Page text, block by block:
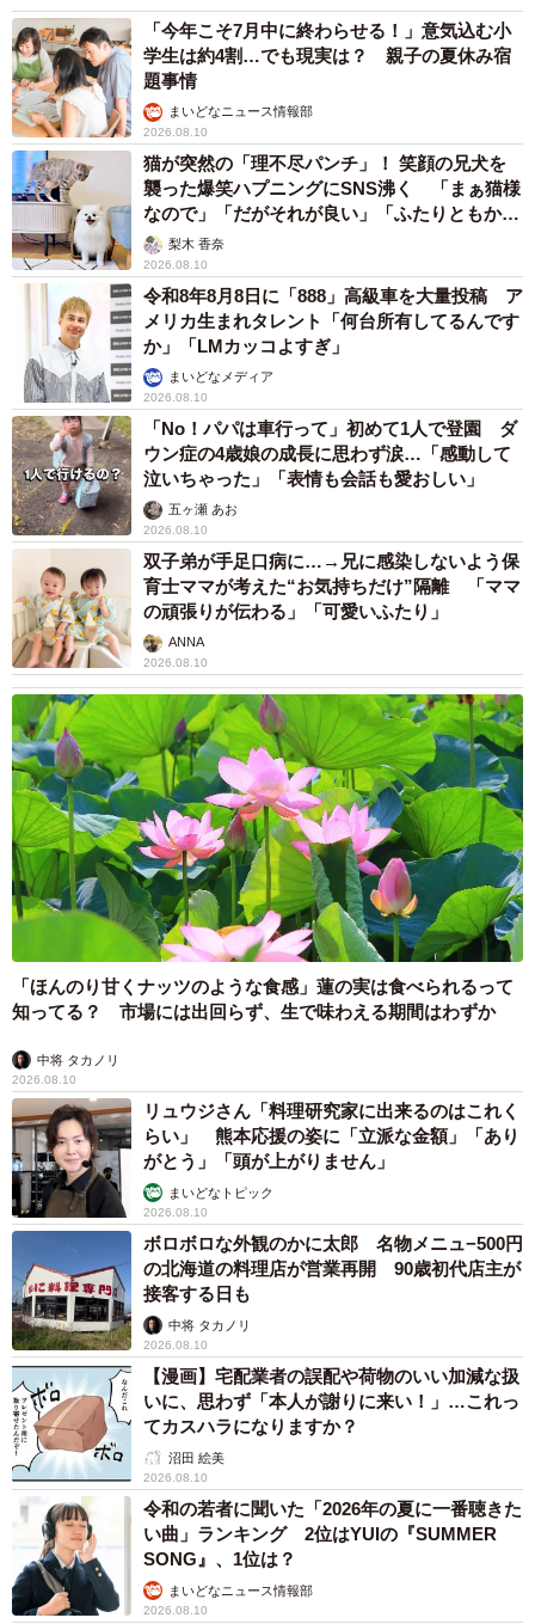
「今年こそ7月中に終わらせる！」意気込む小
学生は約4割…でも現実は？ 親子の夏休み宿
題事情
まいどなニュース情報部
2026.08.10
猫が突然の「理不尽パンチ」！ 笑顔の兄犬を
襲った爆笑ハプニングにSNS沸く 「まぁ猫様
なので」「だがそれが良い」「ふたりともかわ
いいね」
梨木 香奈
2026.08.10
令和8年8月8日に「888」高級車を大量投稿 ア
メリカ生まれタレント「何台所有してるんです
か」「LMカッコよすぎ」
まいどなメディア
2026.08.10
「No！パパは車行って」初めて1人で登園 ダ
ウン症の4歳娘の成長に思わず涙…「感動して
泣いちゃった」「表情も会話も愛おしい」
五ヶ瀬 あお
2026.08.10
双子弟が手足口病に…→兄に感染しないよう保
育士ママが考えた“お気持ちだけ”隔離 「ママ
の頑張りが伝わる」「可愛いふたり」
ANNA
2026.08.10
「ほんのり甘くナッツのような食感」蓮の実は食べられるって
知ってる？ 市場には出回らず、生で味わえる期間はわずか
中将 タカノリ
2026.08.10
リュウジさん「料理研究家に出来るのはこれく
らい」 熊本応援の姿に「立派な金額」「あり
がとう」「頭が上がりません」
まいどなトピック
2026.08.10
ボロボロな外観のかに太郎 名物メニュ−500円
の北海道の料理店が営業再開 90歳初代店主が
接客する日も
中将 タカノリ
2026.08.10
【漫画】宅配業者の誤配や荷物のいい加減な扱
いに、思わず「本人が謝りに来い！」…これっ
てカスハラになりますか？
沼田 絵美
2026.08.10
令和の若者に聞いた「2026年の夏に一番聴きた
い曲」ランキング 2位はYUIの『SUMMER
SONG』、1位は？
まいどなニュース情報部
2026.08.10